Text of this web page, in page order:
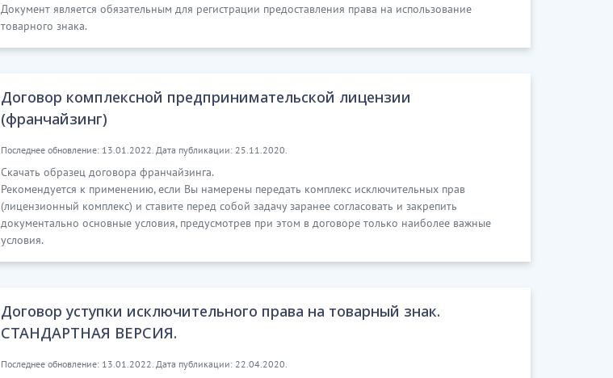
Документ является обязательным для регистрации предоставления права на использование
товарного знака.
Договор комплексной предпринимательской лицензии
(франчайзинг)
Последнее обновление: 13.01.2022. Дата публикации: 25.11.2020.
Скачать образец договора франчайзинга.
Рекомендуется к применению, если Вы намерены передать комплекс исключительных прав
(лицензионный комплекс) и ставите перед собой задачу заранее согласовать и закрепить
документально основные условия, предусмотрев при этом в договоре только наиболее важные
условия.
Договор уступки исключительного права на товарный знак.
СТАНДАРТНАЯ ВЕРСИЯ.
Последнее обновление: 13.01.2022. Дата публикации: 22.04.2020.